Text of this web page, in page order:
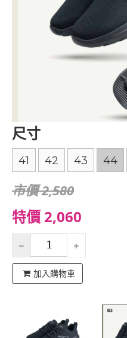
尺寸
41 42 43 44
市價 2,580
特價 2,060
加入購物車